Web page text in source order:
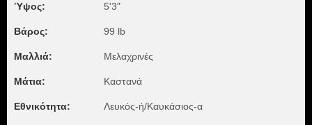
Ύψος: 5'3"
Βάρος: 99 lb
Μαλλιά: Μελαχρινές
Μάτια: Καστανά
Εθνικότητα: Λευκός-ή/Καυκάσιος-α